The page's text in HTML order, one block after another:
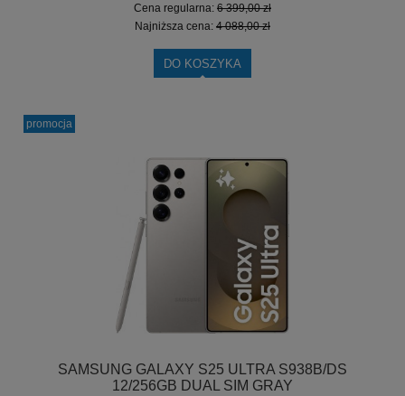
Cena regularna: 6 399,00 zł
Najniższa cena: 4 088,00 zł
DO KOSZYKA
SAMSUNG GALAXY S25 ULTRA S938B/DS
12/256GB DUAL SIM GRAY
promocja